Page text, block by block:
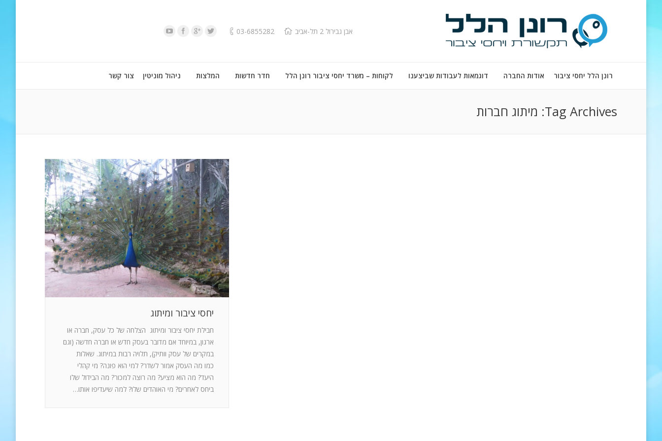
אבן גבירול 2 תל-אביב 03-6855282
רונן הלל יחסי ציבור אודות החברה דוגמאות לעבודות שביצענו לקוחות – משרד יחסי ציבור רונן הלל חדר חדשות המלצות ניהול מוניטין צור קשר
Tag Archives: מיתוג חברות
יחסי ציבור ומיתוג
חבילת יחסי ציבור ומיתוג הצלחה של כל עסק, חברה או
ארגון, במיוחד אם מדובר בעסק חדש או חברה חדשה (וגם
במקרים של עסק וותיק), תלויה רבות במיתוג. שאלות
כמו מה העסק אמור לשדר? למי הוא פונה? מי קהלי
היעד? מה הוא מציע? מה רוצה למכור? מה הבידול שלו
ביחס לאחרים? מי האוהדים שלו? למה שיעדיפו אותו…